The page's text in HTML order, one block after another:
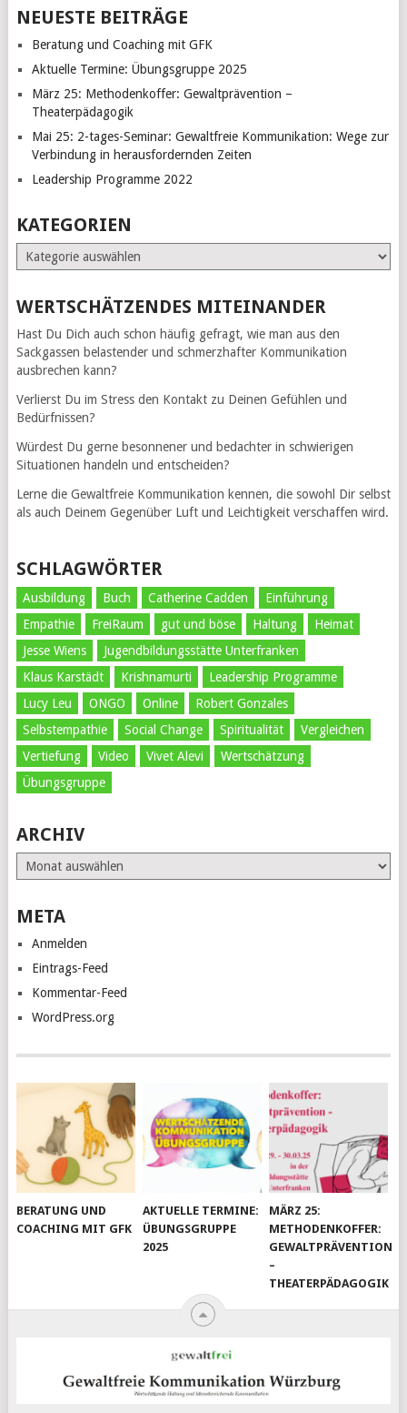
NEUESTE BEITRÄGE
Beratung und Coaching mit GFK
Aktuelle Termine: Übungsgruppe 2025
März 25: Methodenkoffer: Gewaltprävention –
Theaterpädagogik
Mai 25: 2-tages-Seminar: Gewaltfreie Kommunikation: Wege zur
Verbindung in herausfordernden Zeiten
Leadership Programme 2022
KATEGORIEN
Kategorien
WERTSCHÄTZENDES MITEINANDER
Hast Du Dich auch schon häufig gefragt, wie man aus den
Sackgassen belastender und schmerzhafter Kommunikation
ausbrechen kann?
Verlierst Du im Stress den Kontakt zu Deinen Gefühlen und
Bedürfnissen?
Würdest Du gerne besonnener und bedachter in schwierigen
Situationen handeln und entscheiden?
Lerne die Gewaltfreie Kommunikation kennen, die sowohl Dir selbst
als auch Deinem Gegenüber Luft und Leichtigkeit verschaffen wird.
SCHLAGWÖRTER
Ausbildung Buch Catherine Cadden
Einführung
Empathie
FreiRaum gut und böse Haltung
Heimat
Jesse Wiens
Jugendbildungsstätte Unterfranken
Klaus Karstädt
Krishnamurti
Leadership Programme
Lucy Leu
ONGO Online
Robert Gonzales
Selbstempathie
Social Change Spiritualität
Vergleichen
Vertiefung
Video Vivet Alevi
Wertschätzung
Übungsgruppe
ARCHIV
Archiv
META
Anmelden
Eintrags-Feed
Kommentar-Feed
WordPress.org
BERATUNG UND
COACHING MIT GFK
AKTUELLE TERMINE:
ÜBUNGSGRUPPE
2025
MÄRZ 25:
METHODENKOFFER:
GEWALTPRÄVENTION
–
THEATERPÄDAGOGIK